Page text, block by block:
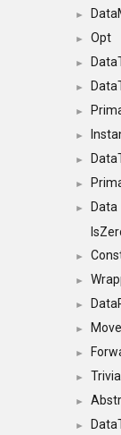
►
► Opt
►
►
►
►
►
►
►
Data
►
►
►
►
►
►
►
►